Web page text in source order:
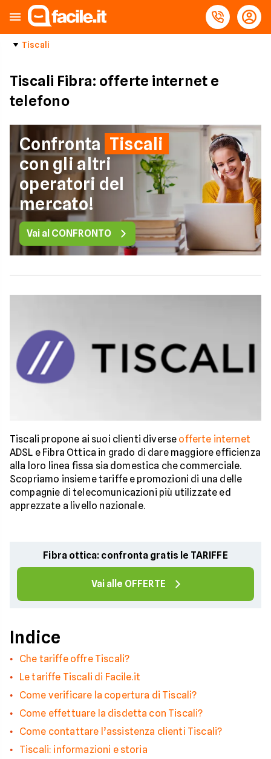
Tiscali
Tiscali Fibra: offerte internet e
telefono
Confronta Tiscali
con gli altri
operatori del
mercato!
Vai al CONFRONTO
Tiscali propone ai suoi clienti diverse offerte internet
ADSL e Fibra Ottica in grado di dare maggiore efficienza
alla loro linea fissa sia domestica che commerciale.
Scopriamo insieme tariffe e promozioni di una delle
compagnie di telecomunicazioni più utilizzate ed
apprezzate a livello nazionale.
Fibra ottica: confronta gratis le TARIFFE
Vai alle OFFERTE
Indice
Che tariffe offre Tiscali?
Le tariffe Tiscali di Facile.it
Come verificare la copertura di Tiscali?
Come effettuare la disdetta con Tiscali?
Come contattare l’assistenza clienti Tiscali?
Tiscali: informazioni e storia